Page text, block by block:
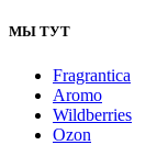
МЫ ТУТ
Fragrantica
Aromo
Wildberries
Ozon